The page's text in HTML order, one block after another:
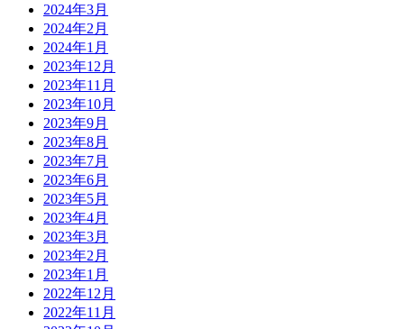
2024年3月
2024年2月
2024年1月
2023年12月
2023年11月
2023年10月
2023年9月
2023年8月
2023年7月
2023年6月
2023年5月
2023年4月
2023年3月
2023年2月
2023年1月
2022年12月
2022年11月